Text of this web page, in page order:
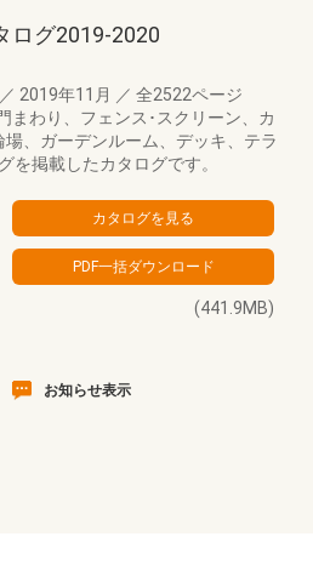
ログ2019-2020
／ 2019年11月 ／ 全2522ページ
まわり、フェンス･スクリーン、カ
、ガーデンルーム、デッキ、テラ
を掲載したカタログです。
(441.9MB)
お知らせ表示